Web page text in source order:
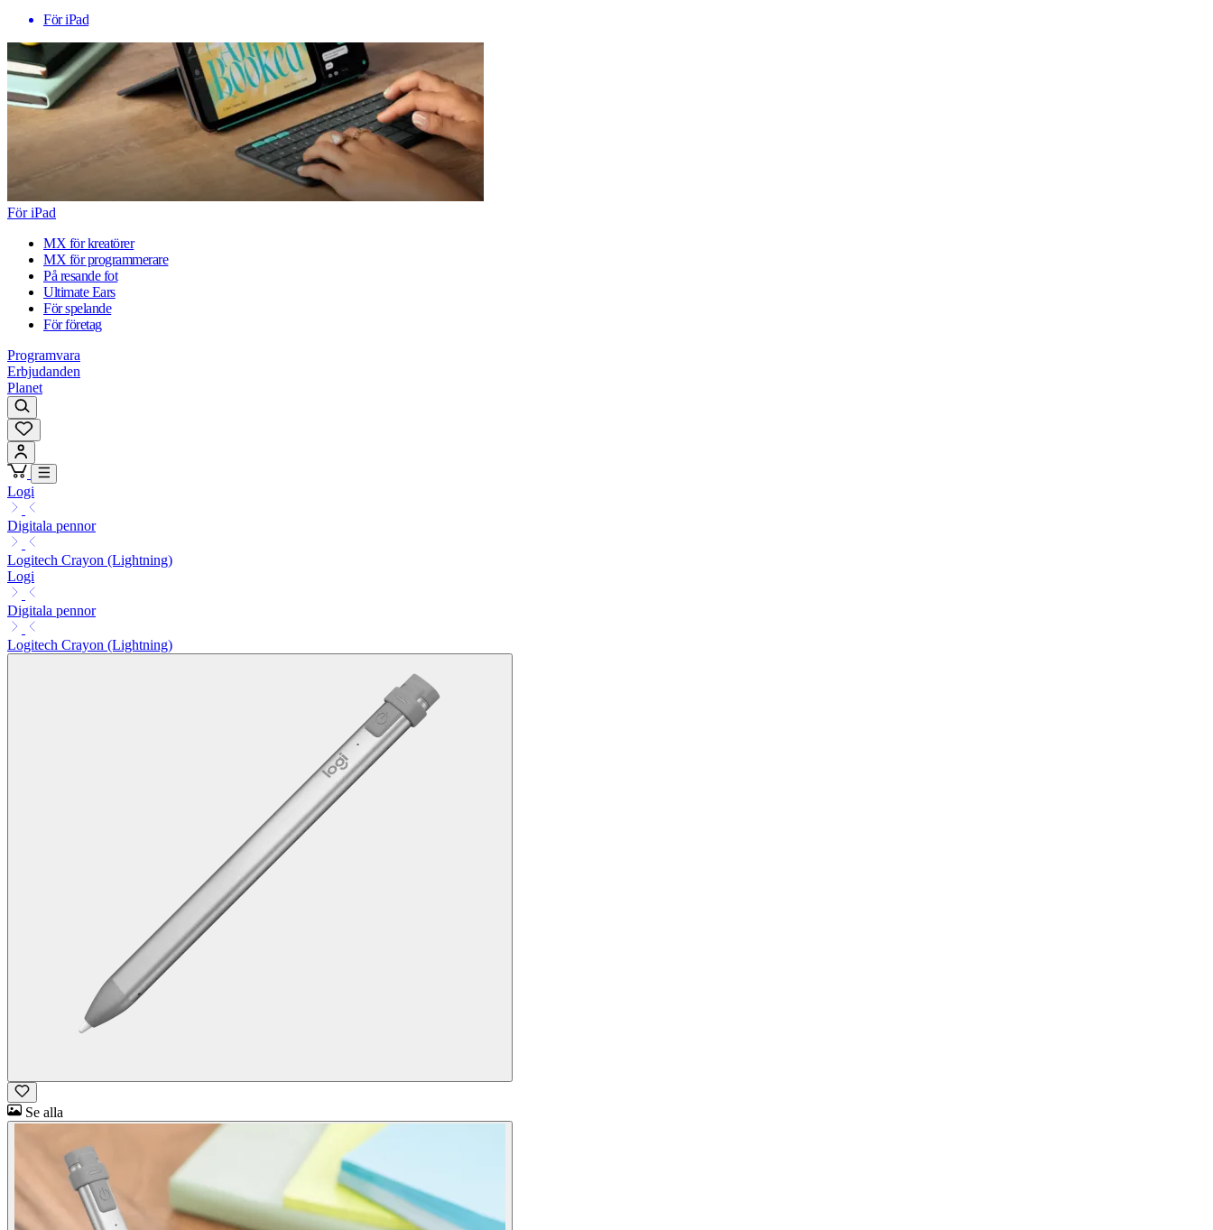
För iPad
För iPad
MX för kreatörer
MX för programmerare
På resande fot
Ultimate Ears
För spelande
För företag
Programvara
Erbjudanden
Planet
Logi
Digitala pennor
Logitech Crayon (Lightning)
Logi
Digitala pennor
Logitech Crayon (Lightning)
Se alla